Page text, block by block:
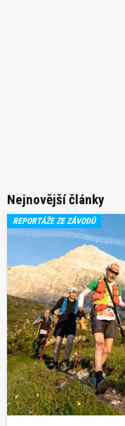
Nejnovější články
REPORTÁŽE ZE ZÁVODŮ